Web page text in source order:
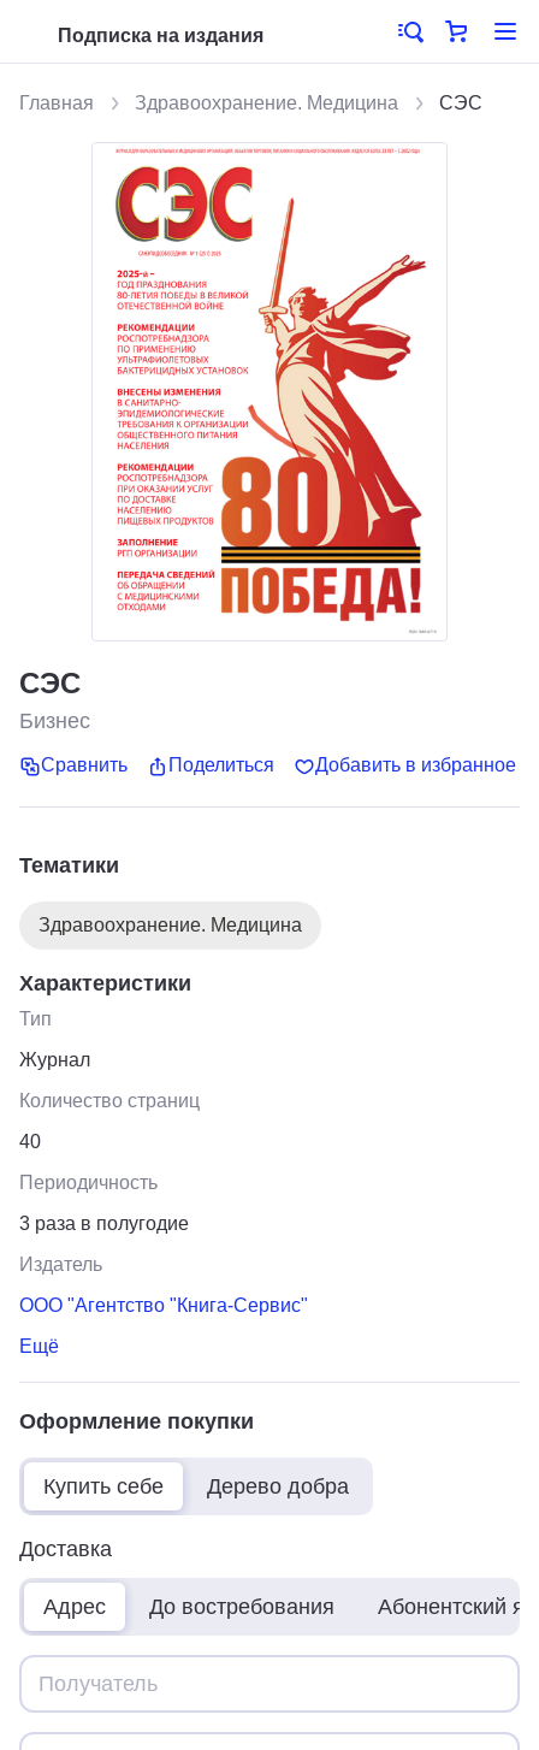
Подписка на издания
Главная Здравоохранение. Медицина СЭС
СЭС
Бизнес
Сравнить Поделиться Добавить в избранное
Тематики
Здравоохранение. Медицина
Характеристики
Тип
Журнал
Количество страниц
40
Периодичность
3 раза в полугодие
Издатель
ООО "Агентство "Книга-Сервис"
Ещё
Оформление покупки
Купить себе Дерево добра
Доставка
Адрес До востребования Абонентский